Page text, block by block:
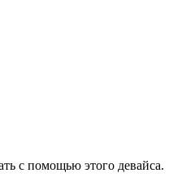
с помощью этого девайса.